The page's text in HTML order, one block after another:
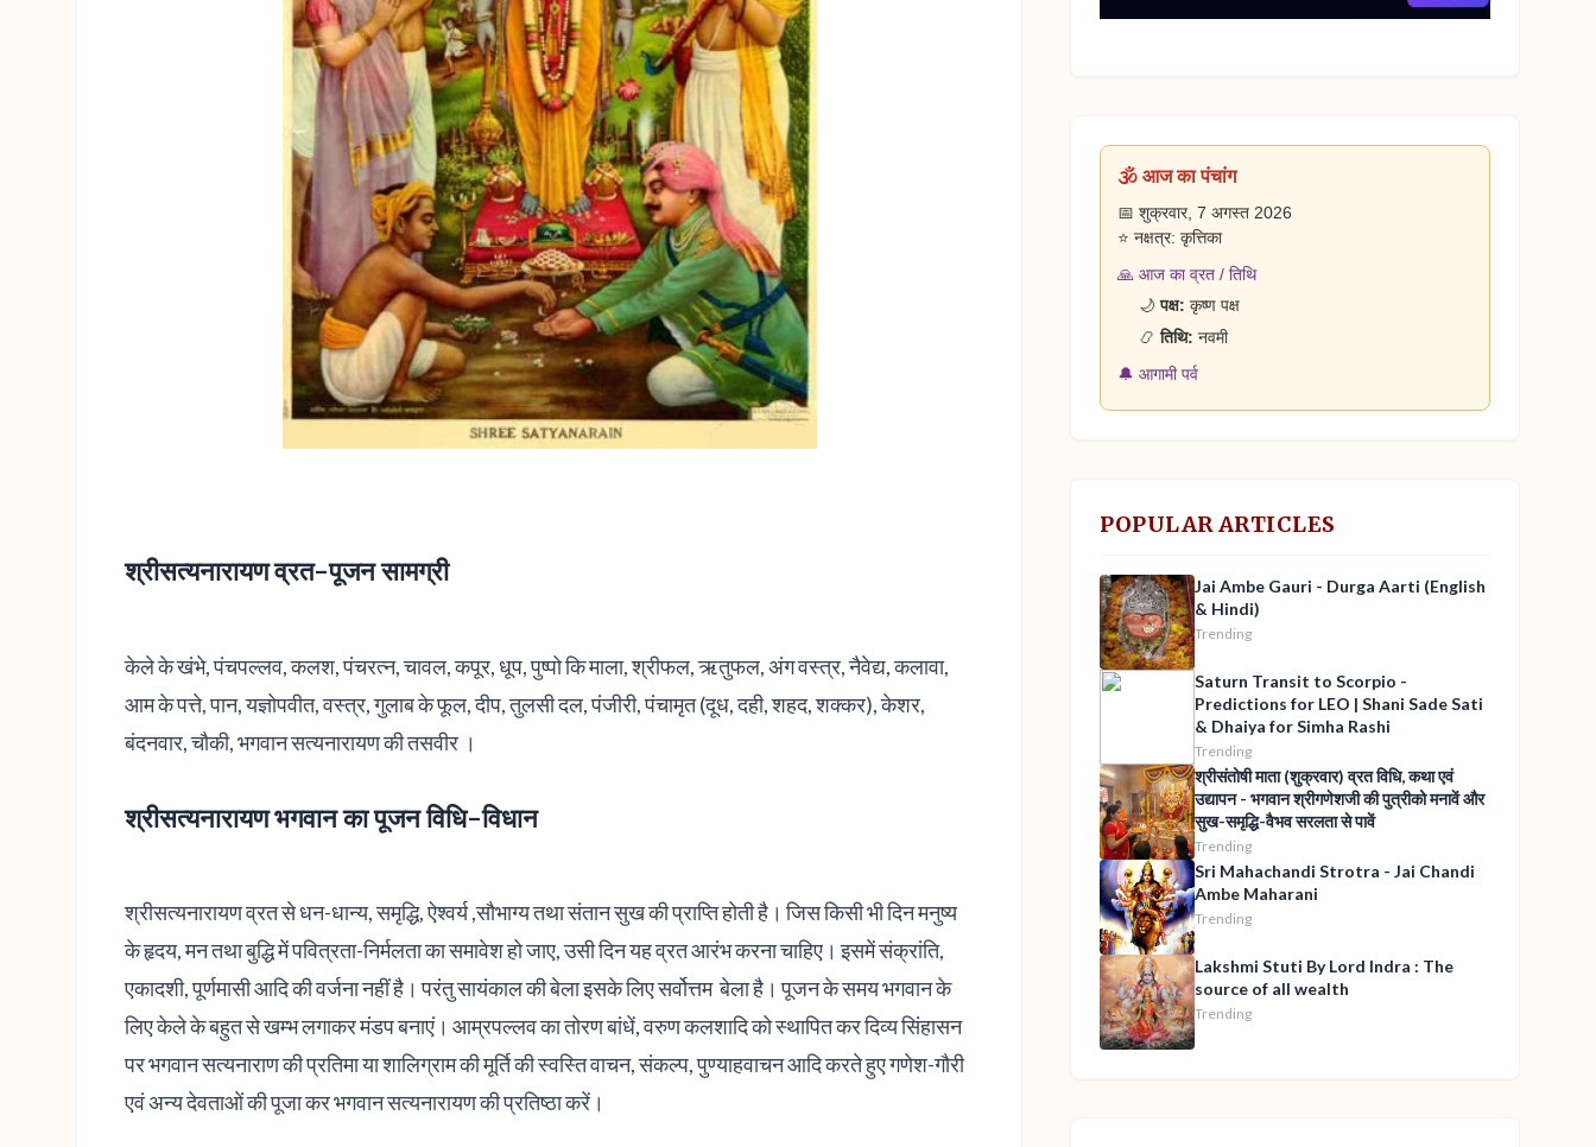
श्रीसत्यनारायण व्रत-पूजन सामग्री
केले के खंभे, पंचपल्लव, कलश, पंचरत्‍न, चावल, कपूर, धूप, पुष्पो कि माला, श्रीफल, ऋतुफल, अंग वस्त्र, नैवेद्य, कलावा,
आम के पत्ते, पान, यज्ञोपवीत, वस्त्र, गुलाब के फूल, दीप, तुलसी दल, पंजीरी, पंचामृत (दूध, दही, शहद, शक्कर), केशर,
बंदनवार, चौकी, भगवान सत्यनारायण की तसवीर ।
श्रीसत्यनारायण भगवान का पूजन विधि-विधान
श्रीसत्यनारायण व्रत से धन-धान्य, समृद्धि, ऐश्वर्य ,सौभाग्य तथा संतान सुख की प्राप्ति होती है। जिस किसी भी दिन मनुष्य
के हृदय, मन तथा बुद्धि में पवित्रता-निर्मलता का समावेश हो जाए, उसी दिन यह व्रत आरंभ करना चाहिए। इसमें संक्रांति,
एकादशी, पूर्णमासी आदि की वर्जना नहीं है। परंतु सायंकाल की बेला इसके लिए सर्वोत्तम बेला है। पूजन के समय भगवान के
लिए केले के बहुत से खम्भ लगाकर मंडप बनाएं। आम्रपल्लव का तोरण बांधें, वरुण कलशादि को स्थापित कर दिव्य सिंहासन
पर भगवान सत्यनाराण की प्रतिमा या शालिग्राम की मूर्ति की स्वस्ति वाचन, संकल्प, पुण्याहवाचन आदि करते हुए गणेश-गौरी
एवं अन्य देवताओं की पूजा कर भगवान सत्यनारायण की प्रतिष्ठा करें।
🕉️ आज का पंचांग
📅 शुक्रवार, 7 अगस्त 2026
⭐ नक्षत्र: कृत्तिका
🙏 आज का व्रत / तिथि
🌙पक्ष: कृष्ण पक्ष
📿तिथि: नवमी
🔔 आगामी पर्व
POPULAR ARTICLES
Jai Ambe Gauri - Durga Aarti (English
& Hindi)
Trending
Saturn Transit to Scorpio -
Predictions for LEO | Shani Sade Sati
& Dhaiya for Simha Rashi
Trending
श्रीसंतोषी माता (शुक्रवार) व्रत विधि, कथा एवं
उद्यापन - भगवान श्रीगणेशजी की पुत्रीको मनावें और
सुख-समृद्धि-वैभव सरलता से पावें
Trending
Sri Mahachandi Strotra - Jai Chandi
Ambe Maharani
Trending
Lakshmi Stuti By Lord Indra : The
source of all wealth
Trending